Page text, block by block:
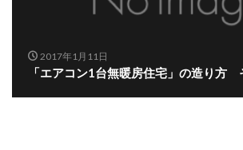
2017年1月11日
「エアコン1台無暖房住宅」の造り方